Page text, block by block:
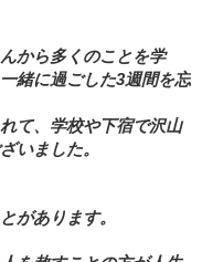
から多くのことを学
緒に過ごした3週間を忘
て、学校や下宿で沢山
いました。
があります。